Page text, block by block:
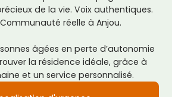
de la vie. Voix authentiques.
réelle à Anjou.
âgées en perte d’autonomie
la résidence idéale, grâce à
et un service personnalisé.